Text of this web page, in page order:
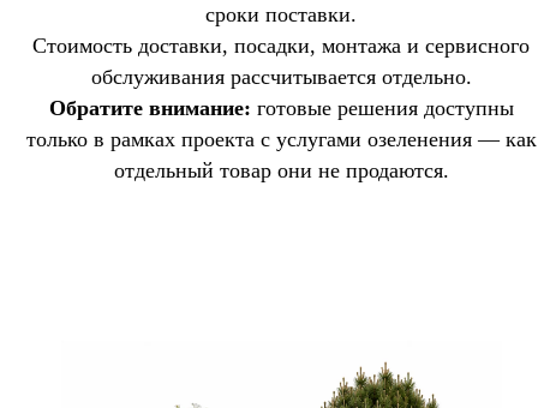
сроки поставки.
Стоимость доставки, посадки, монтажа и сервисного
обслуживания рассчитывается отдельно.
Обратите внимание: готовые решения доступны
только в рамках проекта с услугами озеленения — как
отдельный товар они не продаются.